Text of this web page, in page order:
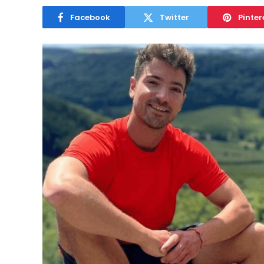
Facebook Twitter